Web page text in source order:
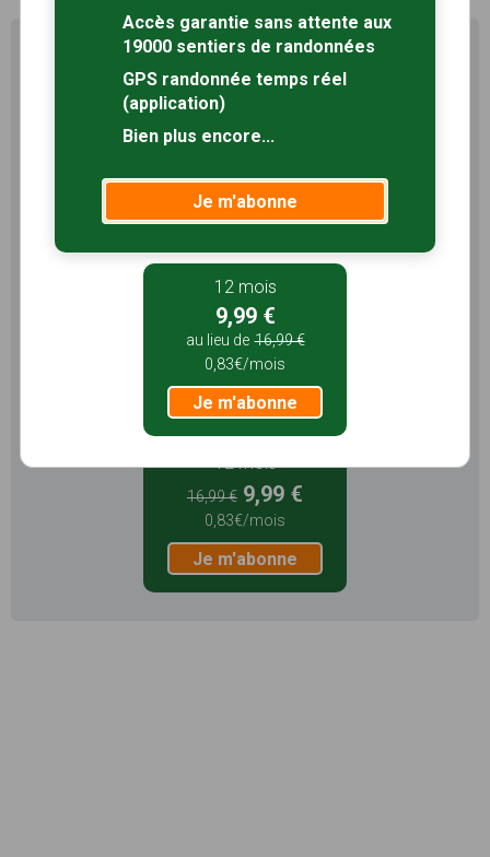
Profitez au maximum de
Sentiers en France avec rando
Le compteRando
permet de profiter de tout le
Favoris illimités
5,99 €
1,99€/mois
Je m'abonne
12 mois
16,99 € 9,99 €
0,83€/mois
Je m'abonne
Accès garantie sans attente aux
19000 sentiers de randonnées
GPS randonnée temps réel
(application)
Bien plus encore...
Je m'abonne
12 mois
9,99 €
au lieu de 16,99 €
0,83€/mois
Je m'abonne